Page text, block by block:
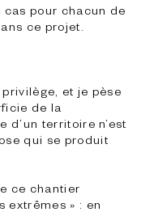
cas pour chacun de
ce projet.
et je pèse
de la
d’un territoire n’est
qui se produit
ce chantier
extrêmes » : en